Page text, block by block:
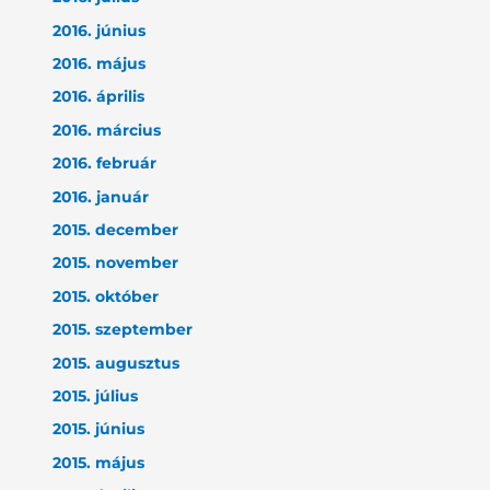
2016. június
2016. május
2016. április
2016. március
2016. február
2016. január
2015. december
2015. november
2015. október
2015. szeptember
2015. augusztus
2015. július
2015. június
2015. május